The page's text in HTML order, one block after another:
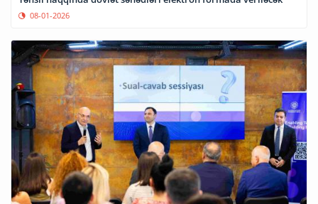
08-01-2026